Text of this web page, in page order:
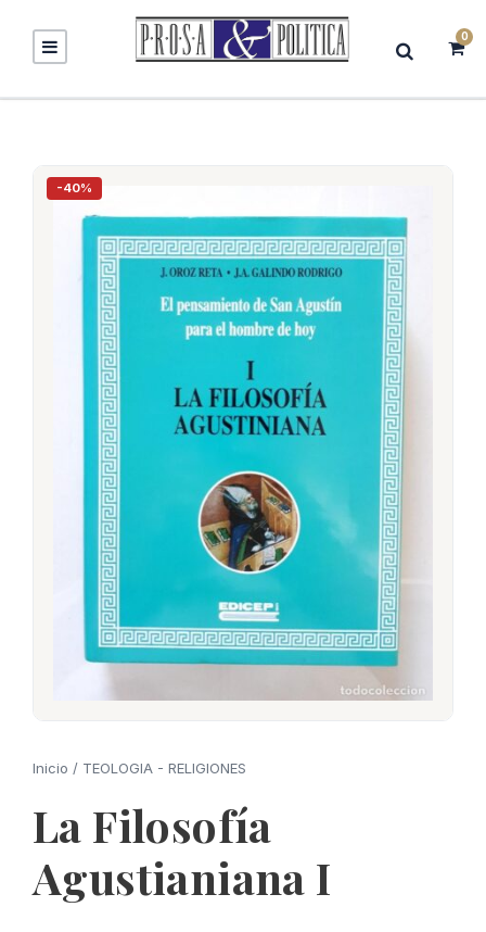
0
-40%
Inicio / TEOLOGIA - RELIGIONES
La Filosofía
Agustianiana I